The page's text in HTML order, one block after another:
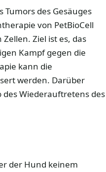
des Gesäuges
von PetBioCell
Ziel ist es, das
Kampf gegen die
kann die
werden. Darüber
des Wiederauftretens des
der Hund keinem